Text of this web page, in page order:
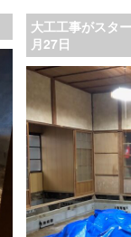
大工工事がスタ
月27日